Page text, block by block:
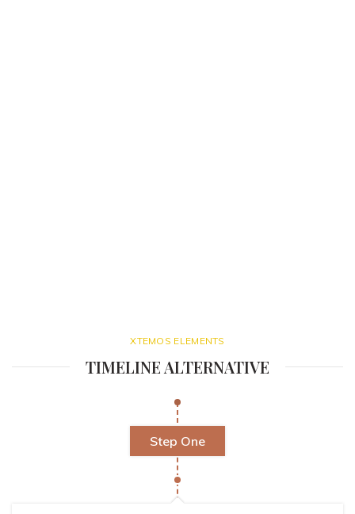
XTEMOS ELEMENTS
TIMELINE ALTERNATIVE
Step One